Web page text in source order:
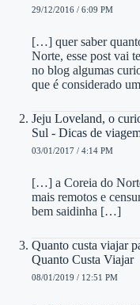
29/12/2016 / 6:09 PM
[…] quer saber
Norte, esse post vai
no blog algumas
que é considerado
Jeju Loveland, o
Sul - Dicas de
03/01/2017 / 4:14 PM
[…] a Coreia do
mais remotos e
bem saidinha […]
Quanto custa viajar
Quanto Custa Viajar
08/01/2019 / 12:51 PM